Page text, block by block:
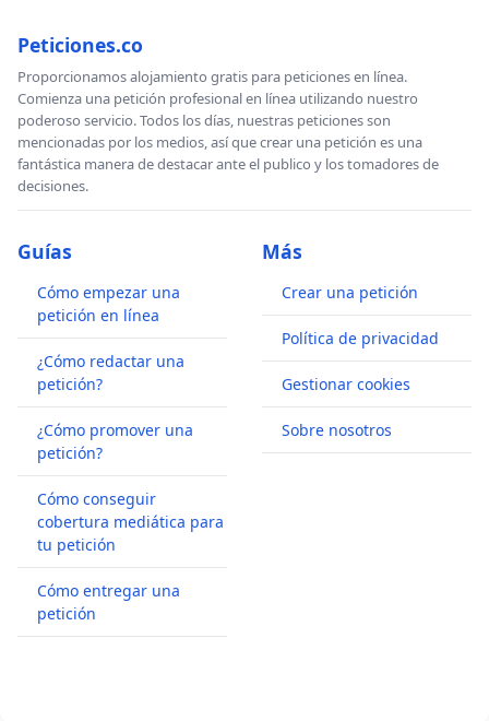
Peticiones.co
Proporcionamos alojamiento gratis para peticiones en línea.
Comienza una petición profesional en línea utilizando nuestro
poderoso servicio. Todos los días, nuestras peticiones son
mencionadas por los medios, así que crear una petición es una
fantástica manera de destacar ante el publico y los tomadores de
decisiones.
Guías
Cómo empezar una
petición en línea
¿Cómo redactar una
petición?
¿Cómo promover una
petición?
Cómo conseguir
cobertura mediática para
tu petición
Cómo entregar una
petición
Más
Crear una petición
Política de privacidad
Gestionar cookies
Sobre nosotros